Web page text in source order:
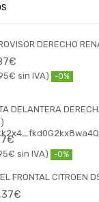
DERECHO
€
€ -0%
DELANTERA
€
€ -0%
FRONTAL CITROEN
€